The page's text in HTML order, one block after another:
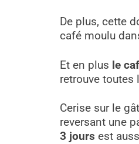
De plus, cette
café moulu
Et en plus le
retrouve toutes
Cerise sur le
reversant une
3 jours est